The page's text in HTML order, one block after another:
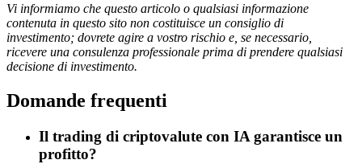
Vi informiamo che questo articolo o qualsiasi informazione
contenuta in questo sito non costituisce un consiglio di
investimento; dovrete agire a vostro rischio e, se necessario,
ricevere una consulenza professionale prima di prendere qualsiasi
decisione di investimento.
Domande frequenti
Il trading di criptovalute con IA garantisce un
profitto?